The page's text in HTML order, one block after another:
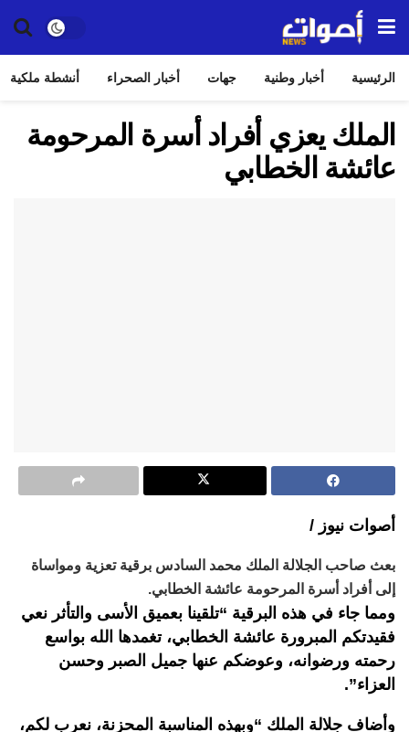
الرئيسية أخبار وطنية جهات أخبار الصحراء أنشطة ملكية
الملك يعزي أفراد أسرة المرحومة
عائشة الخطابي
أصوات نيوز /
بعث صاحب الجلالة الملك محمد السادس برقية تعزية ومواساة
إلى أفراد أسرة المرحومة عائشة الخطابي.
ومما جاء في هذه البرقية “تلقينا بعميق الأسى والتأثر نعي
فقيدتكم المبرورة عائشة الخطابي، تغمدها الله بواسع
رحمته ورضوانه، وعوضكم عنها جميل الصبر وحسن
العزاء”.
وأضاف جلالة الملك “وبهذه المناسبة المحزنة، نعرب لكم،